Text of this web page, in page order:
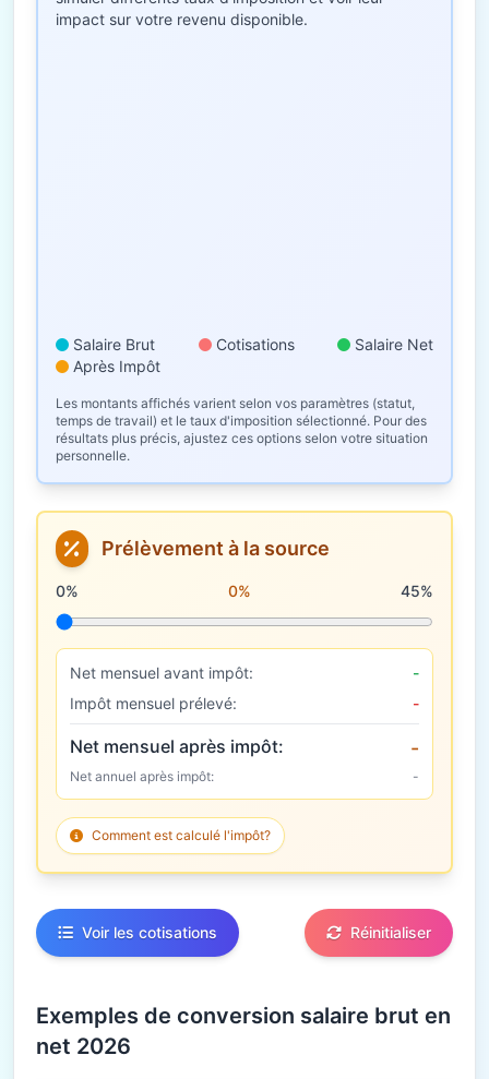
impact sur votre revenu disponible.
Salaire Brut Cotisations
Salaire Net
Après Impôt
Les montants affichés varient selon vos paramètres (statut,
temps de travail) et le taux d'imposition sélectionné. Pour des
résultats plus précis, ajustez ces options selon votre situation
personnelle.
Prélèvement à la source
Taux de prélèvement à la source
0% 0% 45%
Net mensuel avant impôt:
-
Impôt mensuel prélevé:
-
Net mensuel après impôt: -
Net annuel après impôt: -
Comment est calculé l'impôt?
Voir les cotisations Réinitialiser
Exemples de conversion salaire brut en
net 2026